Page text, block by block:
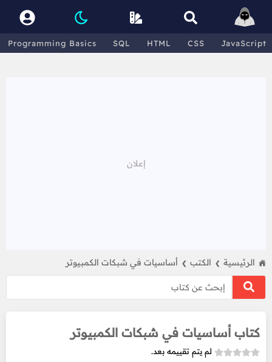
Programming Basics SQL HTML CSS JavaScript
الرئيسية ❯ الكتب ❯ أساسيات في شبكات الكمبيوتر
كتاب أساسيات في شبكات الكمبيوتر
لم يتم تقييمه بعد.